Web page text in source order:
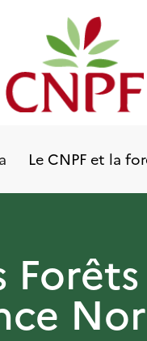
Le CNPF et la